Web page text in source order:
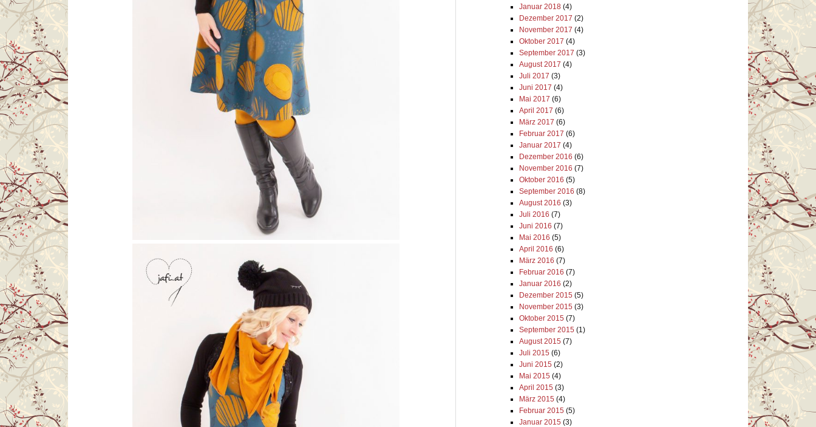
Januar 2018(4)
Dezember 2017 (2)
November 2017 (4)
Oktober 2017 (4)
September 2017 (3)
August 2017 (4)
Juli 2017 (3)
Juni 2017 (4)
Mai 2017 (6)
April 2017 (6)
März 2017 (6)
Februar 2017 (6)
Januar 2017 (4)
Dezember 2016 (6)
November 2016 (7)
Oktober 2016 (5)
September 2016 (8)
August 2016 (3)
Juli 2016 (7)
Juni 2016 (7)
Mai 2016 (5)
April 2016 (6)
März 2016 (7)
Februar 2016 (7)
Januar 2016 (2)
Dezember 2015 (5)
November 2015 (3)
Oktober 2015 (7)
September 2015 (1)
August 2015 (7)
Juli 2015 (6)
Juni 2015 (2)
Mai 2015 (4)
April 2015 (3)
März 2015 (4)
Februar 2015 (5)
Januar 2015 (3)